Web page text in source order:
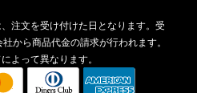
注文を受け付けた日となります。受
から商品代金の請求が行われます。
よって異なります。